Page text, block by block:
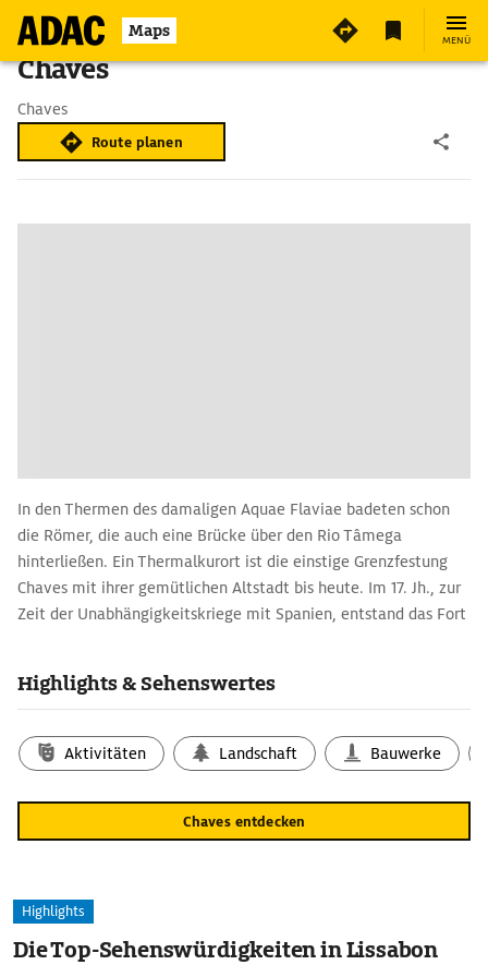
Maps MENÜ
Chaves
Chaves
Route planen
In den Thermen des damaligen Aquae Flaviae badeten schon
die Römer, die auch eine Brücke über den Rio Tâmega
hinterließen. Ein Thermalkurort ist die einstige Grenzfestung
Chaves mit ihrer gemütlichen Altstadt bis heute. Im 17. Jh., zur
Zeit der Unabhängigkeitskriege mit Spanien, entstand das Fort
Konzerte genutzt wird. Eine neuzeitliche Attraktion ist das
Highlights & Sehenswertes
Aktivitäten Landschaft Bauwerke
Chaves entdecken
Highlights
Die Top-Sehenswürdigkeiten in Lissabon